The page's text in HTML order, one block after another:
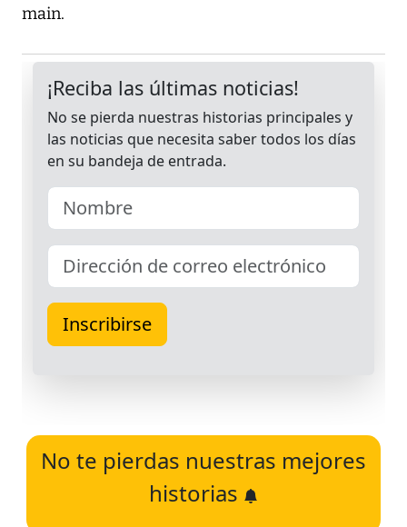
main.
No te pierdas nuestras mejores
historias